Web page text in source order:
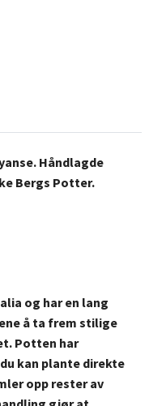
Håndlagde
Bergs Potter.
og har en lang
å ta frem stilige
Potten har
kan plante direkte
opp rester av